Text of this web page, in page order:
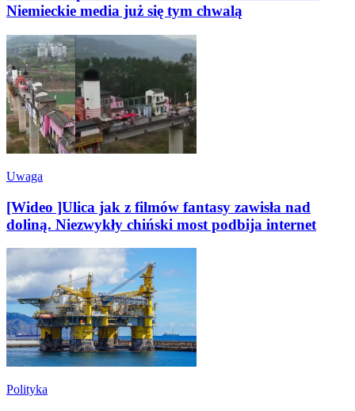
Niemieckie media już się tym chwalą
Uwaga
[Wideo ]Ulica jak z filmów fantasy zawisła nad
doliną. Niezwykły chiński most podbija internet
Polityka